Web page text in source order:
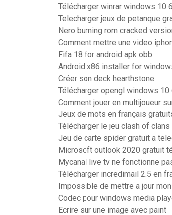
Télécharger winrar windows 10
Telecharger jeux de petanque
Nero burning rom cracked
Comment mettre une video
Fifa 18 for android apk obb
Android x86 installer for
Créer son deck hearthstone
Télécharger opengl windows 10
Comment jouer en multijoueur
Jeux de mots en français
Télécharger le jeu clash of
Jeu de carte spider gratuit a
Microsoft outlook 2020 gratuit
Mycanal live tv ne fonctionne
Télécharger incredimail 2.5 en
Impossible de mettre a jour
Codec pour windows media
Ecrire sur une image avec paint